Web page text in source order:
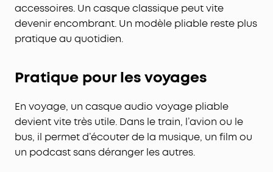
accessoires. Un casque classique peut vite
devenir encombrant. Un modèle pliable reste plus
pratique au quotidien.
Pratique pour les voyages
En voyage, un casque audio voyage pliable
devient vite très utile. Dans le train, l’avion ou le
bus, il permet d’écouter de la musique, un film ou
un podcast sans déranger les autres.